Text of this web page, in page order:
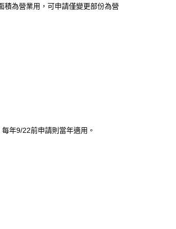
積為營業用，可申請僅變更部份為營
年9/22前申請則當年適用。